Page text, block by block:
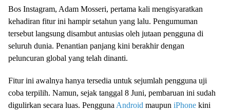
Bos Instagram, Adam Mosseri, pertama kali mengisyaratkan
kehadiran fitur ini hampir setahun yang lalu. Pengumuman
tersebut langsung disambut antusias oleh jutaan pengguna di
seluruh dunia. Penantian panjang kini berakhir dengan
peluncuran global yang telah dinanti.
Fitur ini awalnya hanya tersedia untuk sejumlah pengguna uji
coba terpilih. Namun, sejak tanggal 8 Juni, pembaruan ini sudah
digulirkan secara luas. Pengguna Android maupun iPhone kini